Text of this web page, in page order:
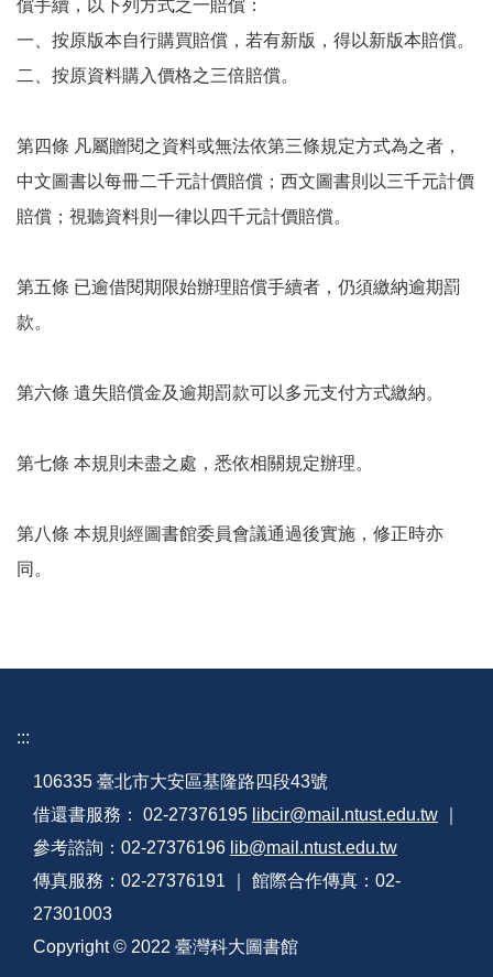
償手續，以下列方式之一賠償：
一、按原版本自行購買賠償，若有新版，得以新版本賠償。
二、按原資料購入價格之三倍賠償。
第四條 凡屬贈閱之資料或無法依第三條規定方式為之者，
中文圖書以每冊二千元計價賠償；西文圖書則以三千元計價
賠償；視聽資料則一律以四千元計價賠償。
第五條 已逾借閱期限始辦理賠償手續者，仍須繳納逾期罰
款。
第六條 遺失賠償金及逾期罰款可以多元支付方式繳納。
第七條 本規則未盡之處，悉依相關規定辦理。
第八條 本規則經圖書館委員會議通過後實施，修正時亦
同。
:::
106335 臺北市大安區基隆路四段43號
借還書服務： 02-27376195 libcir@mail.ntust.edu.tw
參考諮詢：02-27376196 lib@mail.ntust.edu.tw
傳真服務：02-27376191 ｜ 館際合作傳真：02-
27301003
Copyright © 2022 臺灣科大圖書館